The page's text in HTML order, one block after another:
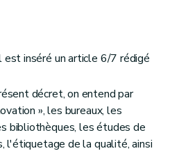
est inséré un article 6/7 rédigé
décret, on entend par
», les bureaux, les
bibliothèques, les études de
l'étiquetage de la qualité, ainsi